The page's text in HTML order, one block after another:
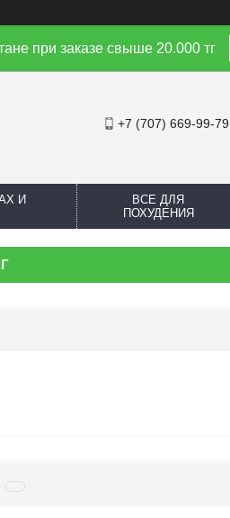
при заказе свыше 20.000 тг
+7 (707) 669-99-79
И
ВСЕ ДЛЯ
ПОХУДЕНИЯ